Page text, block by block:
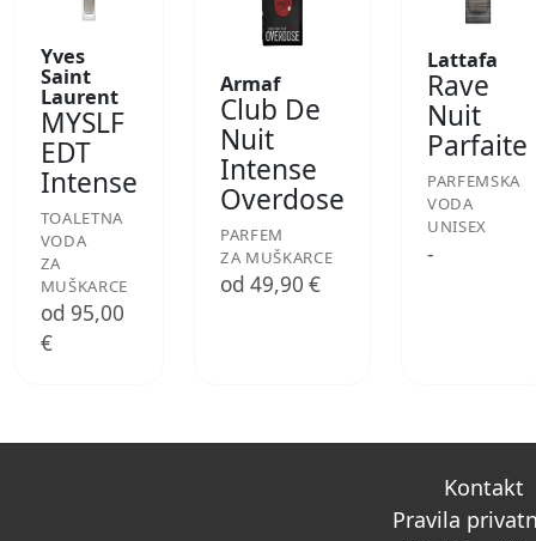
Yves
Saint
Laurent
MYSLF
EDT
Intense
TOALETNA
VODA
ZA
MUŠKARCE
od 95,00
€
Armaf
Club De
Nuit
Intense
Overdose
PARFEM
ZA MUŠKARCE
od 49,90 €
Lattafa
Rave
Nuit
Parfaite
PARFEMSKA
VODA
UNISEX
-
Kontakt
Pravila